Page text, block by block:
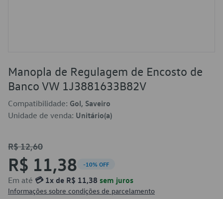
Manopla de Regulagem de Encosto de
Banco VW 1J3881633B82V
Compatibilidade: Gol, Saveiro
Unidade de venda: Unitário(a)
R$ 12,60
R$ 11,38 -10% OFF
Em até 💳 1x de R$ 11,38 sem juros
Informações sobre condições de parcelamento